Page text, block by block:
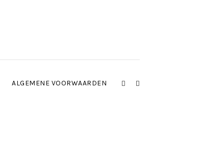
ALGEMENE VOORWAARDEN